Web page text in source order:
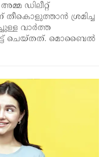
ഡിലീറ്റ്
തീകൊളുത്താൻ ശ്രമിച്ച
വാർത്ത
ചെയ്തത്. മൊബൈൽ